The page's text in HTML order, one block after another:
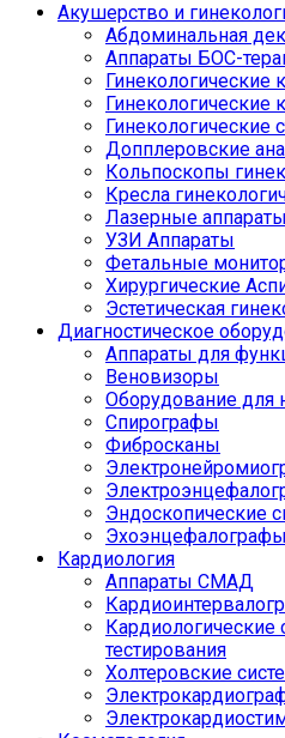
Акушерство и
Абдоминальная
Аппараты БОС-
Гинекологические
Гинекологические
Гинекологические
Допплеровские
Кольпоскопы
Кресла
Лазерные
УЗИ Аппараты
Фетальные
Хирургические
Эстетическая
Диагностическое
Аппараты для
Веновизоры
Оборудование для
Спирографы
Фибросканы
Эндоскопические
Эхоэнцефалографы
Кардиология
Аппараты СМАД
Кардиологические
тестирования
Холтеровские